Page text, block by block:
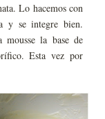
Lo hacemos con
y se integre bien.
mousse la base de
Esta vez por